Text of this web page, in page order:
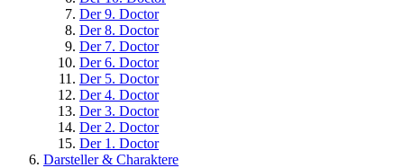
Der 9. Doctor
Der 8. Doctor
Der 7. Doctor
Der 6. Doctor
Der 5. Doctor
Der 4. Doctor
Der 3. Doctor
Der 2. Doctor
Der 1. Doctor
Darsteller & Charaktere